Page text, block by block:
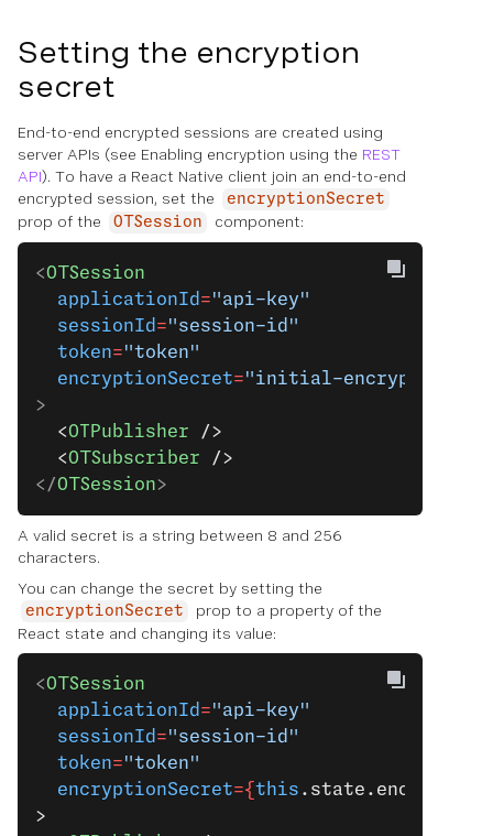
Setting the encryption
secret
End-to-end encrypted sessions are created using
server APIs (see Enabling encryption using the REST
API). To have a React Native client join an end-to-end
encrypted session, set the
encryptionSecret
prop of the OTSession component:
<OTSession
  applicationId
="api-key"
  sessionId
="session-id"
  token
="token"
  encryptionSecret
="initial-encryption-
>
  <
OTPublisher />
  <
OTSubscriber />
</OTSession>
A valid secret is a string between 8 and 256
characters.
You can change the secret by setting the
encryptionSecret
prop to a property of the
React state and changing its value:
<OTSession
  applicationId
="api-key"
  sessionId
="session-id"
  token
="token"
  encryptionSecret
={ this
>